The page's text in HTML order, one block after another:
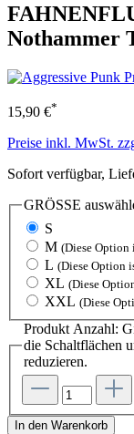
Nothammer
15,90 €*
Preise inkl. MwSt.
Sofort verfügbar,
GRÖSSE
S
M (Diese Option
L (Diese Option
XL (Diese
XXL (Diese
Produkt Anzahl:
die Schaltflächen
reduzieren.
In den Warenkorb